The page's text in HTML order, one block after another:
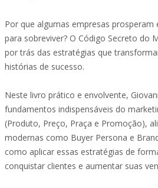
Por que algumas empresas
para sobreviver? O Código Secreto do
por trás das estratégias que
histórias de sucesso.
Neste livro prático e envolvente,
fundamentos indispensáveis do
(Produto, Preço, Praça e Promoção),
modernas como Buyer Persona e
como aplicar essas estratégias de
conquistar clientes e aumentar suas